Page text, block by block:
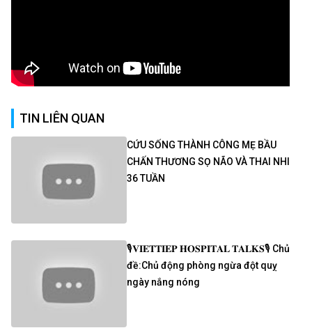
TIN LIÊN QUAN
CỨU SỐNG THÀNH CÔNG MẸ BẦU
CHẤN THƯƠNG SỌ NÃO VÀ THAI NHI
36 TUẦN
🎙𝐕𝐈𝐄𝐓𝐓𝐈𝐄𝐏 𝐇𝐎𝐒𝐏𝐈𝐓𝐀𝐋 𝐓𝐀𝐋𝐊𝐒🎙 Chủ
đề:Chủ động phòng ngừa đột quỵ
ngày nắng nóng